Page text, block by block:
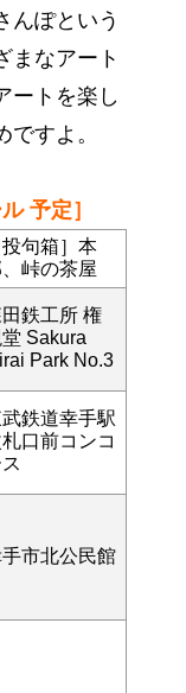
んぽという
まなアート
ートを楽し
すよ。
予定］
投句箱］本
峠の茶屋
鉄工所 権
Sakura
Park No.3
鉄道幸手駅
口前コンコ
市北公民館